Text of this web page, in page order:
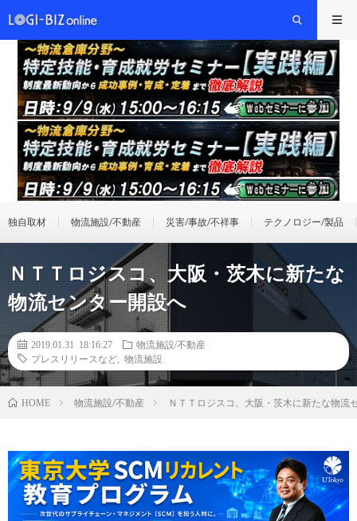
独自取材 物流施設/不動産 災害/事故/不祥事 テクノロジー/製品
ＮＴＴロジスコ、大阪・茨木に新たな
物流センター開設へ
2019.01.31 18:16:27
物流施設/不動産
プレスリリースなど
物流施設
HOME 物流施設/不動産 ＮＴＴロジスコ、大阪・茨木に新たな物流